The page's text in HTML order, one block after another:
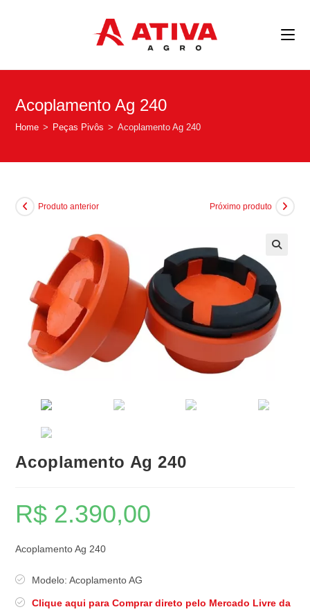
Acoplamento Ag 240
Home > Peças Pivôs > Acoplamento Ag 240
Produto anterior Próximo produto
Acoplamento Ag 240
R$ 2.390,00
Acoplamento Ag 240
Modelo: Acoplamento AG
Clique aqui para Comprar direto pelo Mercado Livre da